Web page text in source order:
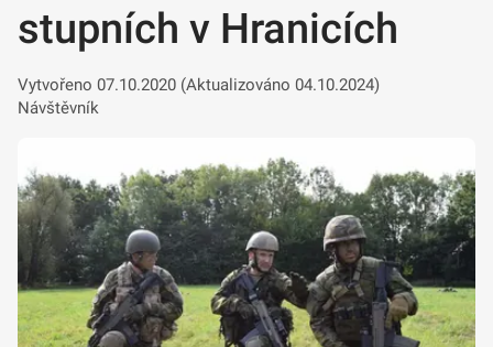
stupních v Hranicích
Vytvořeno 07.10.2020 (Aktualizováno 04.10.2024)
Návštěvník